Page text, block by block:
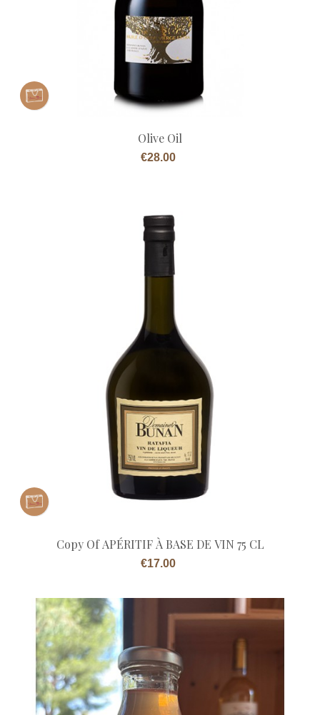
Olive Oil
Price
€28.00
Copy Of APÉRITIF À BASE DE VIN 75 CL
Price
€17.00